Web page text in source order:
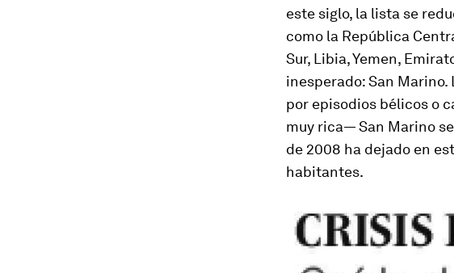
este siglo, la lista se
como la República
Sur, Libia, Yemen,
inesperado: San
por episodios bélicos o
muy rica— San Marino
de 2008 ha dejado en
habitantes.